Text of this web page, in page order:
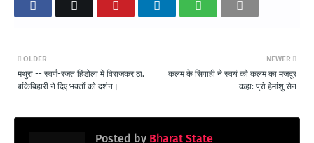
NEWER
कलम के सिपाही ने स्वयं को कलम का मजदूर
कहा: प्रो हेमांशु सेन
OLDER
मथुरा -- स्वर्ण-रजत हिंडोला में विराजकर ठा.
बांकेबिहारी ने दिए भक्तों को दर्शन।
Posted by Bharat State